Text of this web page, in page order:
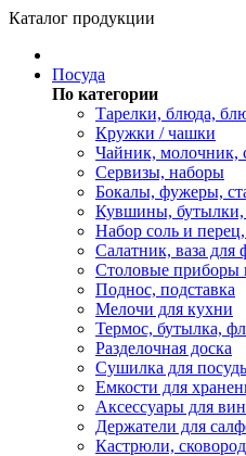
Каталог продукции
Посуда
По категории
Тарелки, блюда,
Кружки / чашки
Чайник, молочник,
Сервизы, наборы
Бокалы, фужеры,
Кувшины,
Набор соль и
Салатник, ваза для
Столовые приборы
Поднос, подставка
Мелочи для кухни
Термос, бутылка,
Разделочная доска
Сушилка для
Емкости для
Аксессуары для
Держатели для
Кастрюли,